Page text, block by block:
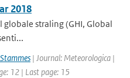
2018
straling (GHI, Global
| Journal: Meteorologica |
12 | Last page: 15